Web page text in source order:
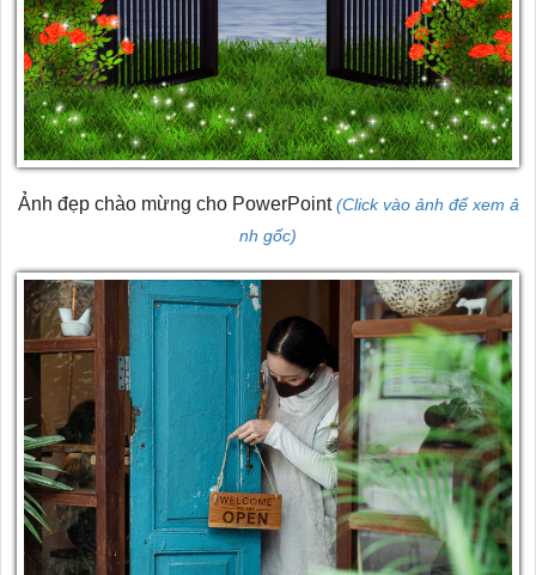
Ảnh đẹp chào mừng cho PowerPoint(Click vào ảnh để xem ả
nh gốc)